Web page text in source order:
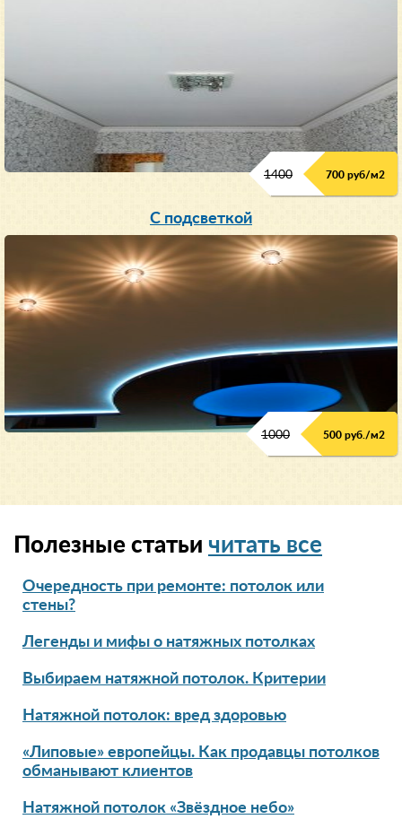
1400 700 руб/м2
С подсветкой
1000 500 руб./м2
Полезные статьи читать все
Очередность при ремонте: потолок или
стены?
Легенды и мифы о натяжных потолках
Выбираем натяжной потолок. Критерии
Натяжной потолок: вред здоровью
«Липовые» европейцы. Как продавцы потолков
обманывают клиентов
Натяжной потолок «Звёздное небо»